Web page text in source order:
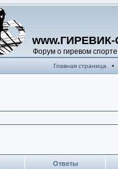
Форум о гиревом спорте
Главная страница •
Ответы